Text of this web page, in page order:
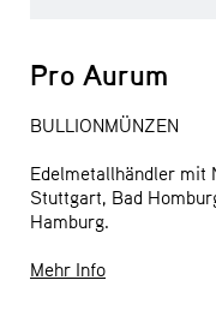
Pro Aurum
BULLIONMÜNZEN
Edelmetallhändler mit
Stuttgart, Bad
Hamburg.
Mehr Info